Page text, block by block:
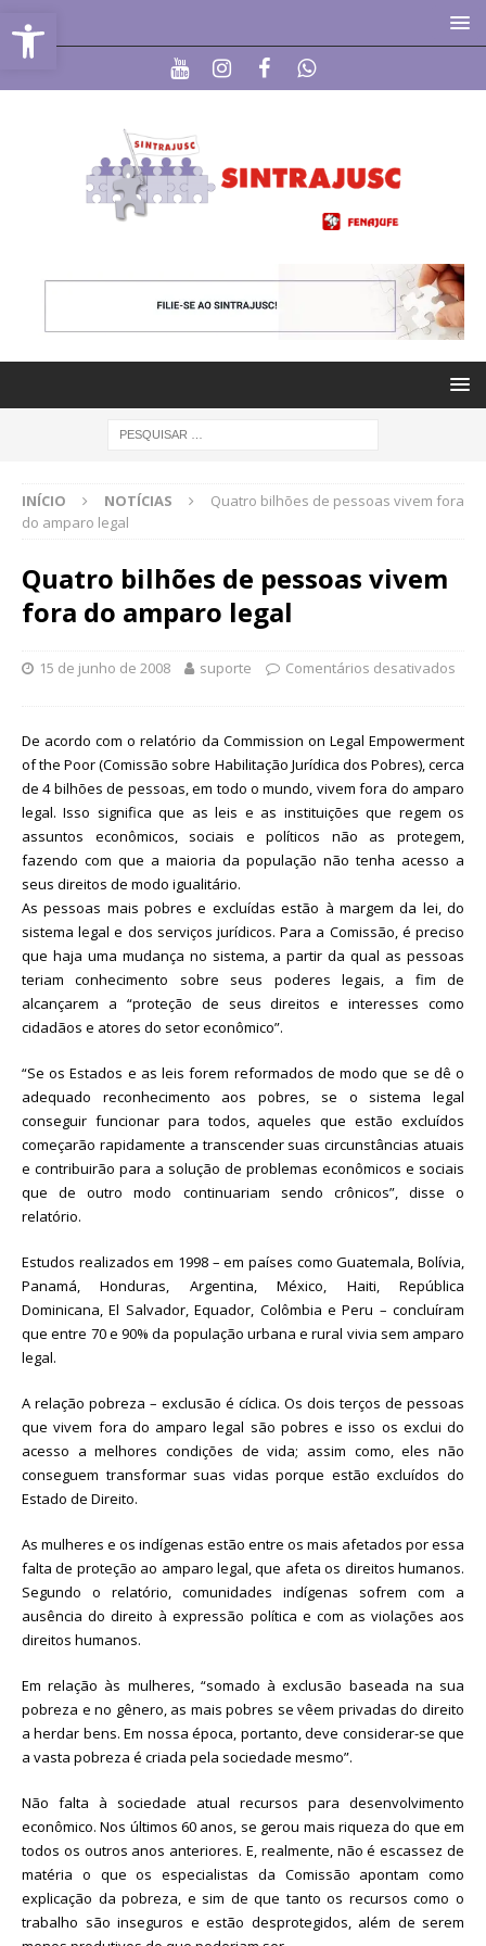
Abrir a barra de ferramentas
INÍCIO NOTÍCIAS
Quatro bilhões de pessoas vivem fora
do amparo legal
Quatro bilhões de pessoas vivem
fora do amparo legal
15 de junho de 2008 suporte Comentários desativados
De acordo com o relatório da Commission on Legal Empowerment
of the Poor (Comissão sobre Habilitação Jurídica dos Pobres), cerca
de 4 bilhões de pessoas, em todo o mundo, vivem fora do amparo
legal. Isso significa que as leis e as instituições que regem os
assuntos econômicos, sociais e políticos não as protegem,
fazendo com que a maioria da população não tenha acesso a
seus direitos de modo igualitário.
As pessoas mais pobres e excluídas estão à margem da lei, do
sistema legal e dos serviços jurídicos. Para a Comissão, é preciso
que haja uma mudança no sistema, a partir da qual as pessoas
teriam conhecimento sobre seus poderes legais, a fim de
alcançarem a “proteção de seus direitos e interesses como
cidadãos e atores do setor econômico”.
“Se os Estados e as leis forem reformados de modo que se dê o
adequado reconhecimento aos pobres, se o sistema legal
conseguir funcionar para todos, aqueles que estão excluídos
começarão rapidamente a transcender suas circunstâncias atuais
e contribuirão para a solução de problemas econômicos e sociais
que de outro modo continuariam sendo crônicos”, disse o
relatório.
Estudos realizados em 1998 – em países como Guatemala, Bolívia,
Panamá, Honduras, Argentina, México, Haiti, República
Dominicana, El Salvador, Equador, Colômbia e Peru – concluíram
que entre 70 e 90% da população urbana e rural vivia sem amparo
legal.
A relação pobreza – exclusão é cíclica. Os dois terços de pessoas
que vivem fora do amparo legal são pobres e isso os exclui do
acesso a melhores condições de vida; assim como, eles não
conseguem transformar suas vidas porque estão excluídos do
Estado de Direito.
As mulheres e os indígenas estão entre os mais afetados por essa
falta de proteção ao amparo legal, que afeta os direitos humanos.
Segundo o relatório, comunidades indígenas sofrem com a
ausência do direito à expressão política e com as violações aos
direitos humanos.
Em relação às mulheres, “somado à exclusão baseada na sua
pobreza e no gênero, as mais pobres se vêem privadas do direito
a herdar bens. Em nossa época, portanto, deve considerar-se que
a vasta pobreza é criada pela sociedade mesmo”.
Não falta à sociedade atual recursos para desenvolvimento
econômico. Nos últimos 60 anos, se gerou mais riqueza do que em
todos os outros anos anteriores. E, realmente, não é escassez de
matéria o que os especialistas da Comissão apontam como
explicação da pobreza, e sim de que tanto os recursos como o
trabalho são inseguros e estão desprotegidos, além de serem